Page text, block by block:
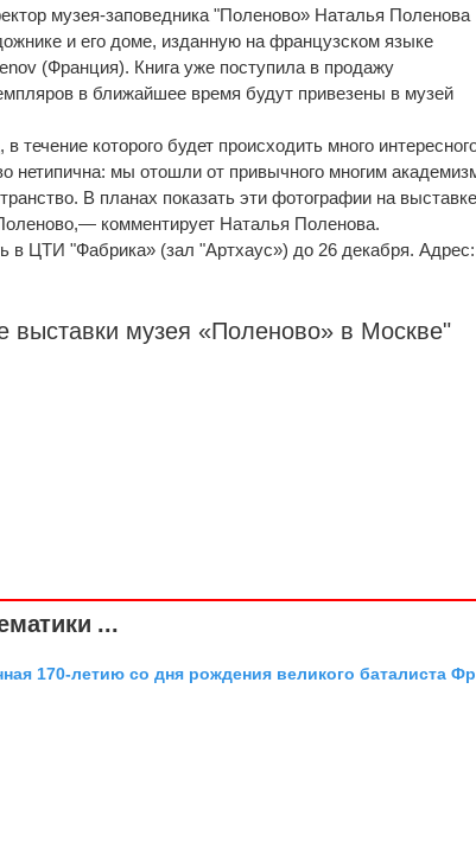
музея-заповедника "Поленово» Наталья Поленова
и его доме, изданную на французском языке
(Франция). Книга уже поступила в продажу
в ближайшее время будут привезены в музей
которого будет происходить много
нетипична: мы отошли от привычного многим
В планах показать эти фотографии на
комментирует Наталья Поленова.
в ЦТИ "Фабрика» (зал "Артхаус») до 26 декабря. Адрес:
выставки музея «Поленово» в Москве"
...
170-летию со дня рождения великого баталиста